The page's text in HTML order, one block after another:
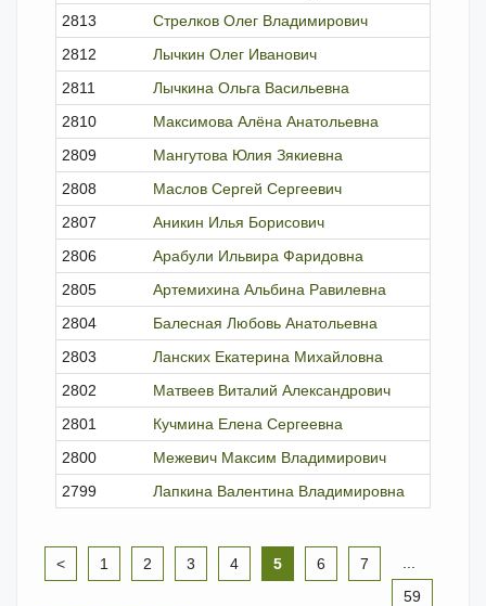
2813
Стрелков Олег Владимирович
2812
Лычкин Олег Иванович
2811
Лычкина Ольга Васильевна
2810
Максимова Алёна Анатольевна
2809
Мангутова Юлия Зякиевна
2808
Маслов Сергей Сергеевич
2807
Аникин Илья Борисович
2806
Арабули Ильвира Фаридовна
2805
Артемихина Альбина Равилевна
2804
Балесная Любовь Анатольевна
2803
Ланских Екатерина Михайловна
2802
Матвеев Виталий Александрович
2801
Кучмина Елена Сергеевна
2800
Межевич Максим Владимирович
2799
Лапкина Валентина Владимировна
< 1 2 3 4 5 6 7
59